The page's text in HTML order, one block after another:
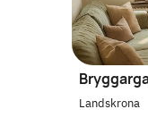
Landskrona